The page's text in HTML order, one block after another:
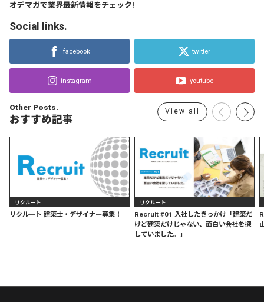
オデマガで業界最新情報をチェック!
Social links.
facebook twitter
instagram youtube
Other Posts.
おすすめ記事
リクルート
リクルート 建築士・デザイナー募集！
リクルート
Recruit #01 入社したきっかけ「建築だ
けど建築だけじゃない、面白い会社を探
していました。」
View all